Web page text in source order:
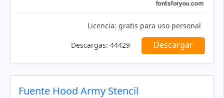
Licencia: gratis para uso personal
Descargas: 44429 Descargar
Fuente Hood Army Stencil